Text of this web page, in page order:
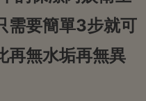
需要簡單3步就可
再無水垢再無異